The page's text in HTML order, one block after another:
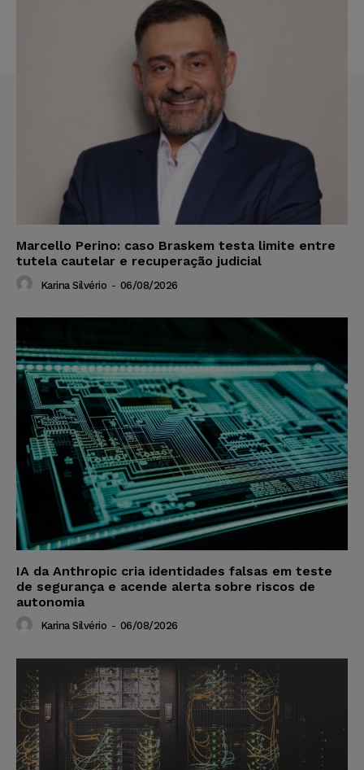
Marcello Perino: caso Braskem testa limite entre
tutela cautelar e recuperação judicial
Karina Silvério - 06/08/2026
IA da Anthropic cria identidades falsas em teste
de segurança e acende alerta sobre riscos de
autonomia
Karina Silvério - 06/08/2026